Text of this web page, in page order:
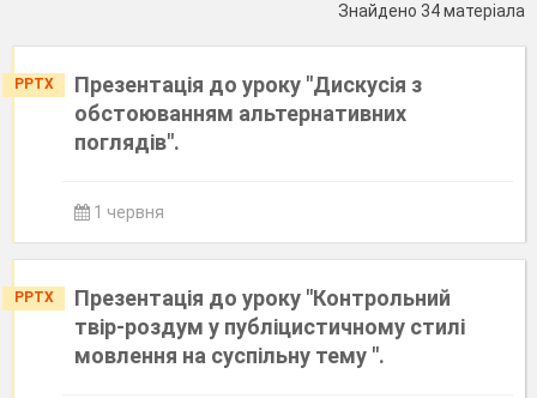
Знайдено 34 матеріала
PPTX
Презентація до уроку "Дискусія з
обстоюванням альтернативних
поглядів".
1 червня
PPTX
Презентація до уроку "Контрольний
твір-роздум у публіцистичному стилі
мовлення на суспільну тему ".